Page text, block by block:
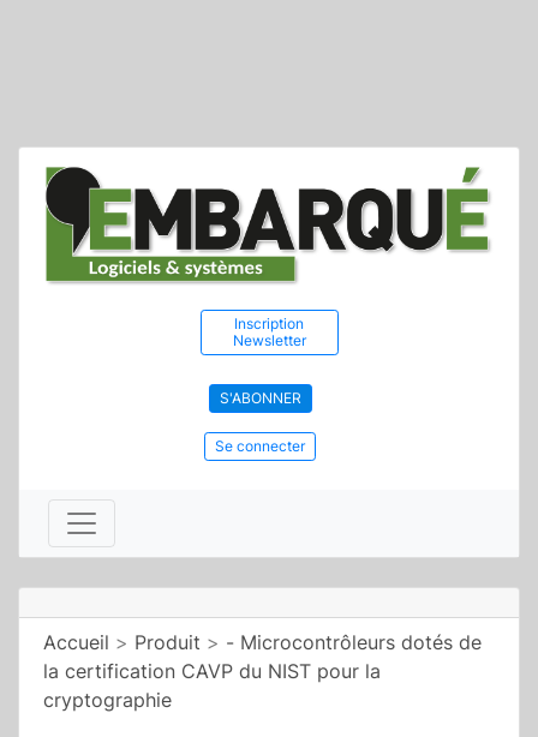
Inscription
Newsletter
S'ABONNER
Se connecter
Accueil > Produit > - Microcontrôleurs dotés de
la certification CAVP du NIST pour la
cryptographie